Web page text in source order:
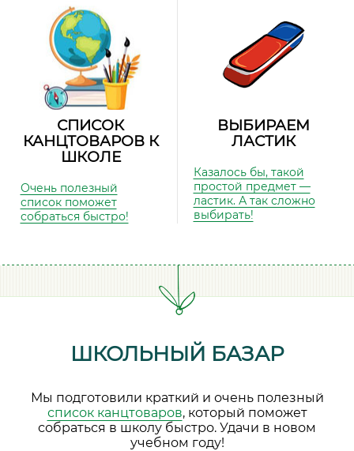
СПИСОК
КАНЦТОВАРОВ К
ШКОЛЕ
Очень полезный
список поможет
собраться быстро!
ВЫБИРАЕМ
ЛАСТИК
Казалось бы, такой
простой предмет —
ластик. А так сложно
выбирать!
ШКОЛЬНЫЙ БАЗАР
Мы подготовили краткий и очень полезный
список канцтоваров, который поможет
собраться в школу быстро. Удачи в новом
учебном году!